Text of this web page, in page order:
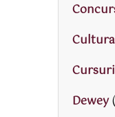
Cultura
Cursuri
Dewey